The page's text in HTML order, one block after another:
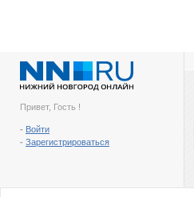
Привет, Гость !
- Войти
- Зарегистрироваться